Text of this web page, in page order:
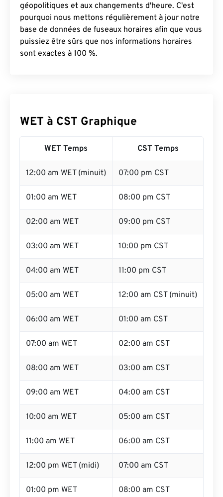
géopolitiques et aux changements d'heure. C'est
pourquoi nous mettons régulièrement à jour notre
base de données de fuseaux horaires afin que vous
puissiez être sûrs que nos informations horaires
sont exactes à 100 %.
WET à CST Graphique
WET Temps CST Temps
12:00 am WET (minuit) 07:00 pm CST
01:00 am WET 08:00 pm CST
02:00 am WET 09:00 pm CST
03:00 am WET 10:00 pm CST
04:00 am WET 11:00 pm CST
05:00 am WET 12:00 am CST (minuit)
06:00 am WET 01:00 am CST
07:00 am WET 02:00 am CST
08:00 am WET 03:00 am CST
09:00 am WET 04:00 am CST
10:00 am WET 05:00 am CST
11:00 am WET 06:00 am CST
12:00 pm WET (midi) 07:00 am CST
01:00 pm WET 08:00 am CST